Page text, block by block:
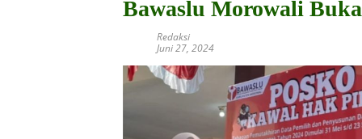
Bawaslu Morowali
Redaksi
Juni 27, 2024